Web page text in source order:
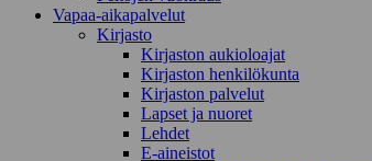
Vapaa-aika­palvelut
Kirjasto
Kirjaston aukioloajat
Kirjaston henkilökunta
Kirjaston palvelut
Lapset ja nuoret
Lehdet
E-aineistot